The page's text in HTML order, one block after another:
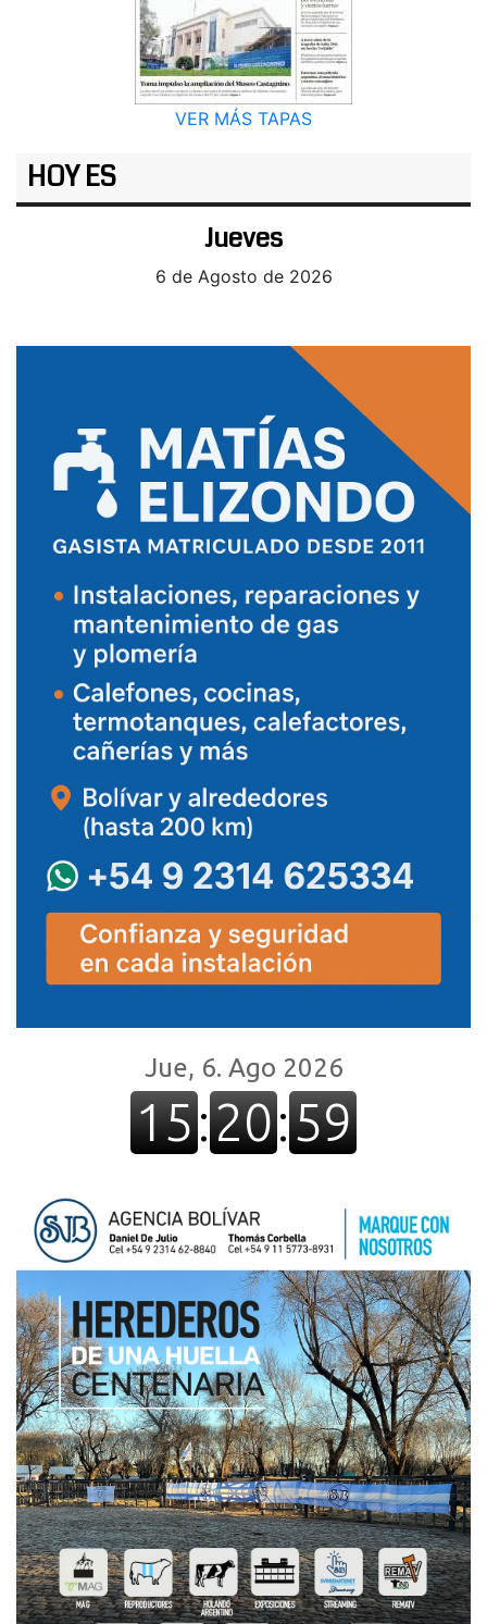
VER MÁS TAPAS
HOY ES
Jueves
6 de Agosto de 2026